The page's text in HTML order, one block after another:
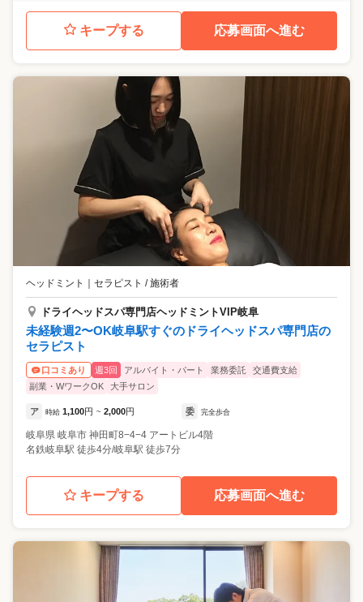
キープする 応募画面へ進む
ヘッドミント セラピスト / 施術者
ドライヘッドスパ専門店ヘッドミントVIP岐阜
未経験週2〜OK岐阜駅すぐのドライヘッドスパ専門店の
セラピスト
口コミあり 週3回 アルバイト・パート 業務委託
交通費支給
副業・WワークOK
大手サロン
ア 時給 1,100円 ~ 2,000円 委 完全歩合
岐阜県 岐阜市 神田町8−4−4 アートビル4階
名鉄岐阜駅 徒歩4分/岐阜駅 徒歩7分
キープする 応募画面へ進む